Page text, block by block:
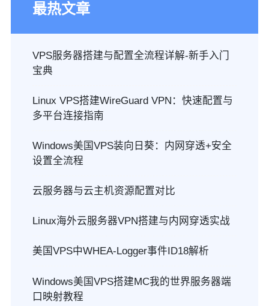
最热文章
VPS服务器搭建与配置全流程详解-新手入门
宝典
Linux VPS搭建WireGuard VPN：快速配置与
多平台连接指南
Windows美国VPS装向日葵：内网穿透+安全
设置全流程
云服务器与云主机资源配置对比
Linux海外云服务器VPN搭建与内网穿透实战
美国VPS中WHEA-Logger事件ID18解析
Windows美国VPS搭建MC我的世界服务器端
口映射教程